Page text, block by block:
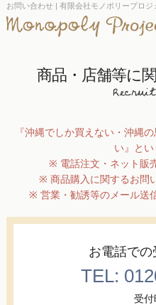
商品・店舗等に
『沖縄でしか買えない・沖縄
い』と
※ 電話注文・ネット販
※ 商品購入に関するお問
※ 営業・勧誘等のメール送
お電話での
TEL:
受付